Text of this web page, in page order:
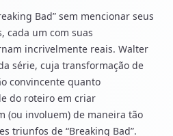
Bad” sem mencionar seus
cada um com suas
incrivelmente reais. Walter
série, cuja transformação de
convincente quanto
do roteiro em criar
(ou involuem) de maneira tão
triunfos de “Breaking Bad”.